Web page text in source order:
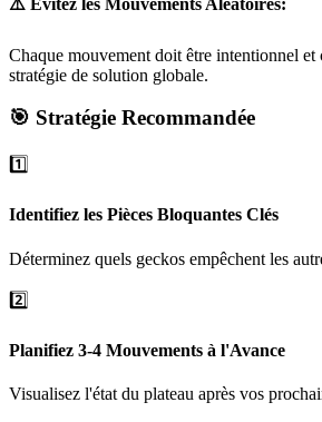
⚠️ Évitez les Mouvements Aléatoires:
Chaque mouvement doit être intentionnel et
stratégie de solution globale.
🎯 Stratégie Recommandée
1️⃣
Identifiez les Pièces Bloquantes Clés
Déterminez quels geckos empêchent les
2️⃣
Planifiez 3-4 Mouvements à l'Avance
Visualisez l'état du plateau après vos